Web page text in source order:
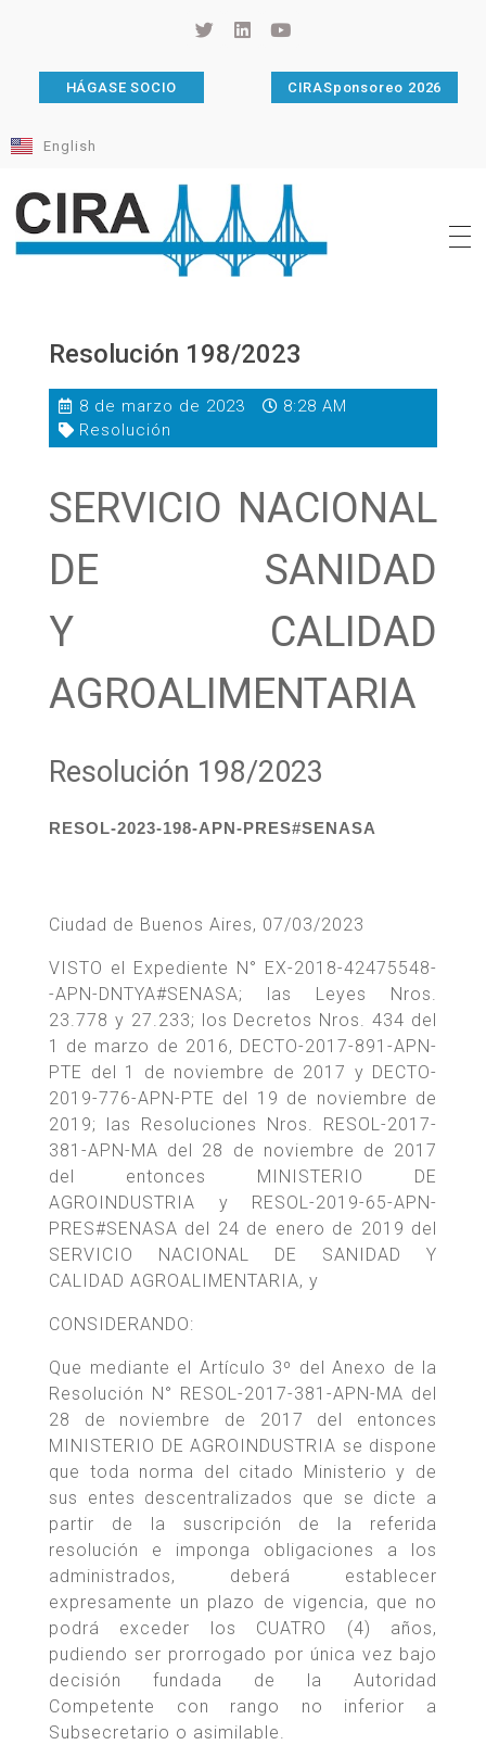
HÁGASE SOCIO CIRASponsoreo 2026
English
Resolución 198/2023
8 de marzo de 2023
8:28 AM
Resolución
SERVICIO NACIONAL
DE SANIDAD
Y CALIDAD
AGROALIMENTARIA
Resolución 198/2023
RESOL-2023-198-APN-PRES#SENASA
Ciudad de Buenos Aires, 07/03/2023
VISTO el Expediente N° EX-2018-42475548-
-APN-DNTYA#SENASA; las Leyes Nros.
23.778 y 27.233; los Decretos Nros. 434 del
1 de marzo de 2016, DECTO-2017-891-APN-
PTE del 1 de noviembre de 2017 y DECTO-
2019-776-APN-PTE del 19 de noviembre de
2019; las Resoluciones Nros. RESOL-2017-
381-APN-MA del 28 de noviembre de 2017
del entonces MINISTERIO DE
AGROINDUSTRIA y RESOL-2019-65-APN-
PRES#SENASA del 24 de enero de 2019 del
SERVICIO NACIONAL DE SANIDAD Y
CALIDAD AGROALIMENTARIA, y
CONSIDERANDO:
Que mediante el Artículo 3º del Anexo de la
Resolución N° RESOL-2017-381-APN-MA del
28 de noviembre de 2017 del entonces
MINISTERIO DE AGROINDUSTRIA se dispone
que toda norma del citado Ministerio y de
sus entes descentralizados que se dicte a
partir de la suscripción de la referida
resolución e imponga obligaciones a los
administrados, deberá establecer
expresamente un plazo de vigencia, que no
podrá exceder los CUATRO (4) años,
pudiendo ser prorrogado por única vez bajo
decisión fundada de la Autoridad
Competente con rango no inferior a
Subsecretario o asimilable.